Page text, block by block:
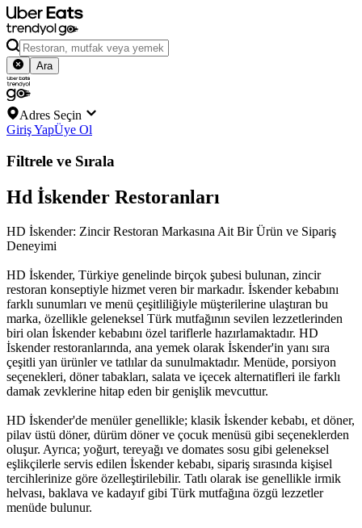
Ara
Adres Seçin
Giriş YapÜye Ol
Filtrele ve Sırala
Hd İskender Restoranları
HD İskender: Zincir Restoran Markasına Ait Bir Ürün ve Sipariş
Deneyimi
HD İskender, Türkiye genelinde birçok şubesi bulunan, zincir
restoran konseptiyle hizmet veren bir markadır. İskender kebabını
farklı sunumları ve menü çeşitliliğiyle müşterilerine ulaştıran bu
marka, özellikle geleneksel Türk mutfağının sevilen lezzetlerinden
biri olan İskender kebabını özel tariflerle hazırlamaktadır. HD
İskender restoranlarında, ana yemek olarak İskender'in yanı sıra
çeşitli yan ürünler ve tatlılar da sunulmaktadır. Menüde, porsiyon
seçenekleri, döner tabakları, salata ve içecek alternatifleri ile farklı
damak zevklerine hitap eden bir genişlik mevcuttur.
HD İskender'de menüler genellikle; klasik İskender kebabı, et döner,
pilav üstü döner, dürüm döner ve çocuk menüsü gibi seçeneklerden
oluşur. Ayrıca; yoğurt, tereyağı ve domates sosu gibi geleneksel
eşlikçilerle servis edilen İskender kebabı, sipariş sırasında kişisel
tercihlerinize göre özelleştirilebilir. Tatlı olarak ise genellikle irmik
helvası, baklava ve kadayıf gibi Türk mutfağına özgü lezzetler
menüde bulunur.